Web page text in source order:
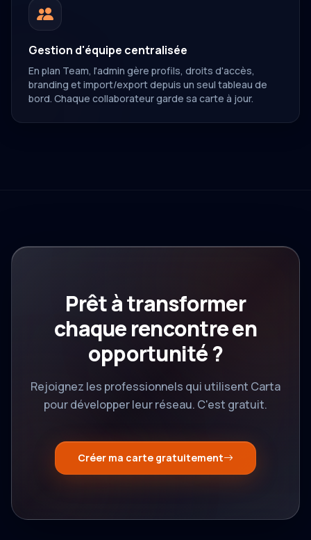
Gestion d'équipe centralisée
En plan Team, l'admin gère profils, droits d'accès,
branding et import/export depuis un seul tableau de
bord. Chaque collaborateur garde sa carte à jour.
Prêt à transformer
chaque rencontre en
opportunité ?
Rejoignez les professionnels qui utilisent Carta
pour développer leur réseau. C'est gratuit.
Créer ma carte gratuitement